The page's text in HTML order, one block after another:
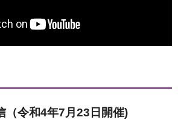
（令和4年7月23日開催)